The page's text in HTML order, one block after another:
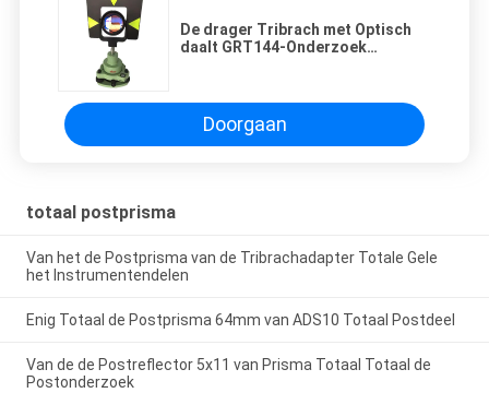
De drager Tribrach met Optisch
daalt GRT144-Onderzoek
Doorgaan
totaal postprisma
Van het de Postprisma van de Tribrachadapter Totale Gele
het Instrumentendelen
Enig Totaal de Postprisma 64mm van ADS10 Totaal Postdeel
Van de de Postreflector 5x11 van Prisma Totaal Totaal de
Postonderzoek